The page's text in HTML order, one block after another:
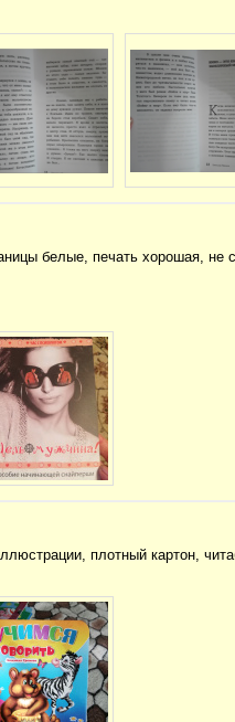
белые, печать хорошая, не
плотный картон,